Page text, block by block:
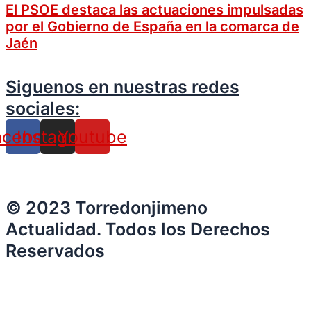
El PSOE destaca las actuaciones impulsadas
por el Gobierno de España en la comarca de
Jaén
Siguenos en nuestras redes
sociales:
Instagram
Youtube
© 2023 Torredonjimeno
Actualidad. Todos los Derechos
Reservados